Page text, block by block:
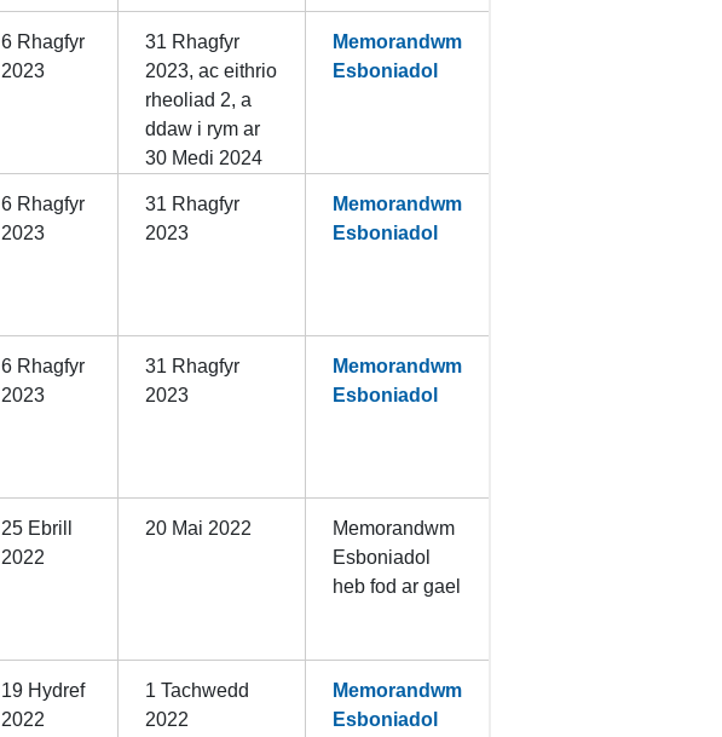
6 Rhagfyr
2023
31 Rhagfyr
2023, ac eithrio
rheoliad 2, a
ddaw i rym ar
30 Medi 2024
Memorandwm
Esboniadol
6 Rhagfyr
2023
31 Rhagfyr
2023
Memorandwm
Esboniadol
6 Rhagfyr
2023
31 Rhagfyr
2023
Memorandwm
Esboniadol
25 Ebrill
2022
20 Mai 2022
Memorandwm
Esboniadol
heb fod ar gael
19 Hydref
2022
1 Tachwedd
2022
Memorandwm
Esboniadol